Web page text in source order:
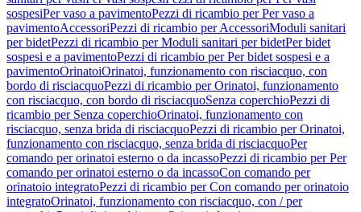
sospesiPer vaso a pavimentoPezzi di ricambio per Per vaso a
pavimentoAccessoriPezzi di ricambio per AccessoriModuli sanitari
per bidetPezzi di ricambio per Moduli sanitari per bidetPer bidet
sospesi e a pavimentoPezzi di ricambio per Per bidet sospesi e a
pavimentoOrinatoiOrinatoi, funzionamento con risciacquo, con
bordo di risciacquoPezzi di ricambio per Orinatoi, funzionamento
con risciacquo, con bordo di risciacquoSenza coperchioPezzi di
ricambio per Senza coperchioOrinatoi, funzionamento con
risciacquo, senza brida di risciacquoPezzi di ricambio per Orinatoi,
funzionamento con risciacquo, senza brida di risciacquoPer
comando per orinatoi esterno o da incassoPezzi di ricambio per Per
comando per orinatoi esterno o da incassoCon comando per
orinatoio integratoPezzi di ricambio per Con comando per orinatoio
integratoOrinatoi, funzionamento con risciacquo, con / per